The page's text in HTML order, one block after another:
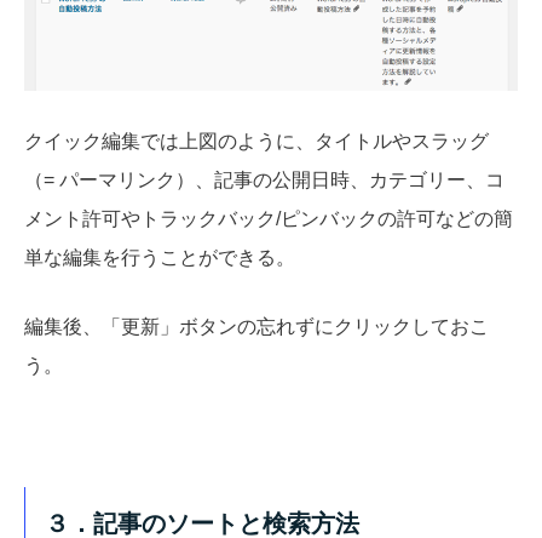
クイック編集では上図のように、タイトルやスラッグ
（= パーマリンク）、記事の公開日時、カテゴリー、コ
メント許可やトラックバック/ピンバックの許可などの簡
単な編集を行うことができる。
編集後、「更新」ボタンの忘れずにクリックしておこ
う。
３．記事のソートと検索方法